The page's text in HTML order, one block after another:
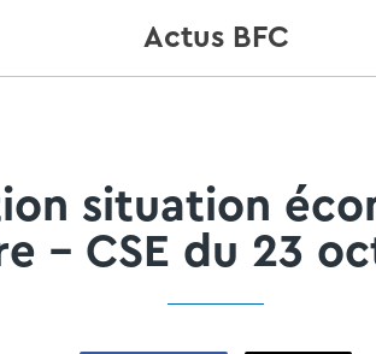
Actus BFC
situation
- CSE du 23